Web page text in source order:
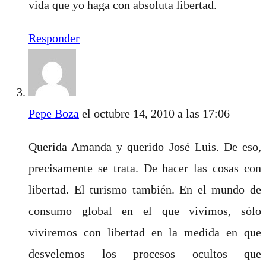
vida que yo haga con absoluta libertad.
Responder
Pepe Boza el octubre 14, 2010 a las 17:06
Querida Amanda y querido José Luis. De eso,
precisamente se trata. De hacer las cosas con
libertad. El turismo también. En el mundo de
consumo global en el que vivimos, sólo
viviremos con libertad en la medida en que
desvelemos los procesos ocultos que